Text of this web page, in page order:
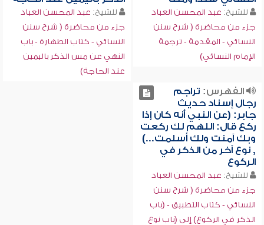
للشيخ: عبد المحسن العباد
جزء من محاضرة ( شرح سنن
النسائي - المقدمة - ترجمة
الإمام النسائي)
للشيخ: عبد المحسن العباد
جزء من محاضرة ( شرح سنن
النسائي - كتاب الطهارة - باب
النهي عن مس الذكر باليمين
عند الحاجة)
الفهرس: تراجم
رجال إسناد حديث
جابر: (عن النبي أنه كان إذا
ركع قال: اللهم لك ركعت
وبك آمنت ولك أسلمت...)
, نوع آخر من الذكر في
الركوع
للشيخ: عبد المحسن العباد
جزء من محاضرة ( شرح سنن
النسائي - كتاب التطبيق - (باب
الذكر في الركوع) إلى (باب نوع